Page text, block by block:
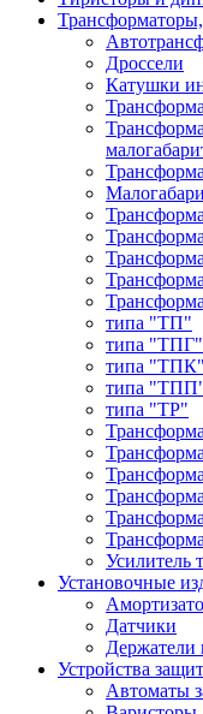
Дроссели
Катушки
типа "ТП"
типа "ТПГ"
типа "ТПК"
типа
типа "ТР"
Усилитель
Установочные
Датчики
Держатели
Устройства
Автоматы